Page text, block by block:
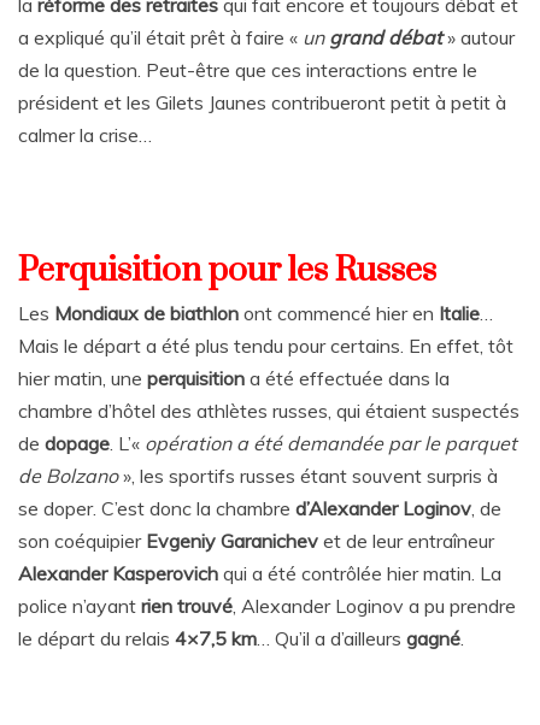
la réforme des retraites qui fait encore et toujours débat et
a expliqué qu’il était prêt à faire « un grand débat » autour
de la question. Peut-être que ces interactions entre le
président et les Gilets Jaunes contribueront petit à petit à
calmer la crise…
Perquisition pour les Russes
Les Mondiaux de biathlon ont commencé hier en Italie…
Mais le départ a été plus tendu pour certains. En effet, tôt
hier matin, une perquisition a été effectuée dans la
chambre d’hôtel des athlètes russes, qui étaient suspectés
de dopage. L’« opération a été demandée par le parquet
de Bolzano», les sportifs russes étant souvent surpris à
se doper. C’est donc la chambre d’Alexander Loginov, de
son coéquipier Evgeniy Garanichev et de leur entraîneur
Alexander Kasperovich qui a été contrôlée hier matin. La
police n’ayant rien trouvé, Alexander Loginov a pu prendre
le départ du relais 4×7,5 km… Qu’il a d’ailleurs gagné.